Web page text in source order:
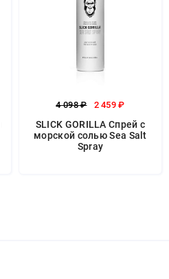
4 098 ₽ 2 459 ₽
SLICK GORILLA Спрей с
морской солью Sea Salt
Spray